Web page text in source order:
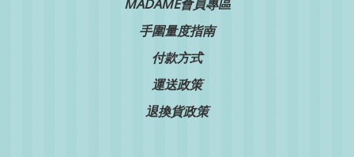
MADAME會員專區
手圍量度指南
付款方式
運送政策
退換貨政策